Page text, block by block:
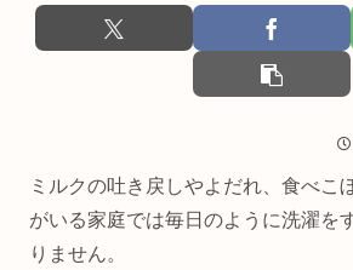
ミルクの吐き戻しやよだれ、食べこ
がいる家庭では毎日のように洗濯を
りません。